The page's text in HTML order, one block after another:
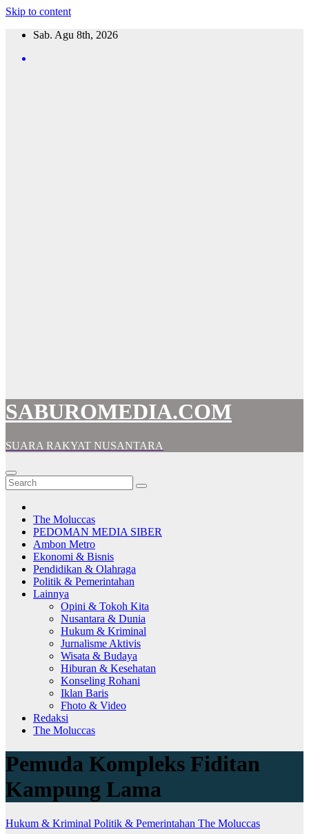
Skip to content
Sab. Agu 8th, 2026
SABUROMEDIA.COM
SUARA RAKYAT NUSANTARA
The Moluccas
PEDOMAN MEDIA SIBER
Ambon Metro
Ekonomi & Bisnis
Pendidikan & Olahraga
Politik & Pemerintahan
Lainnya
Opini & Tokoh Kita
Nusantara & Dunia
Hukum & Kriminal
Jurnalisme Aktivis
Wisata & Budaya
Hiburan & Kesehatan
Konseling Rohani
Iklan Baris
Fhoto & Video
Redaksi
The Moluccas
Pemuda Kompleks Fiditan
Kampung Lama
Hukum & Kriminal Politik & Pemerintahan The Moluccas